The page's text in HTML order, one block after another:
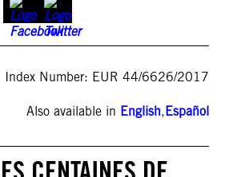
Index Number: EUR 44/6626/2017
Also available in English,Español